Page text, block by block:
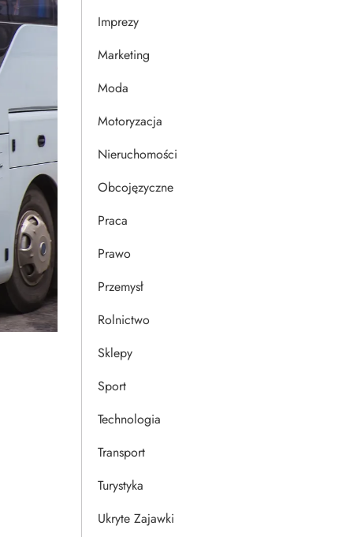
Imprezy
Marketing
Moda
Motoryzacja
Nieruchomości
Obcojęzyczne
Praca
Prawo
Przemysł
Rolnictwo
Sklepy
Sport
Technologia
Transport
Turystyka
Ukryte Zajawki